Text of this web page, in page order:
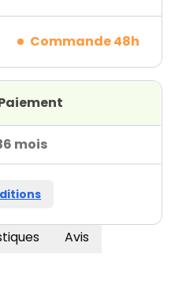
Commande 48h
mois
Avis